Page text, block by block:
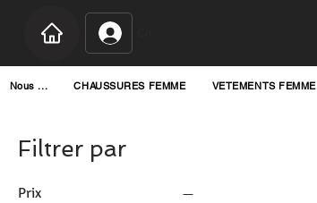
Nous ... CHAUSSURES FEMME VETEMENTS FEMME
Filtrer par
Prix